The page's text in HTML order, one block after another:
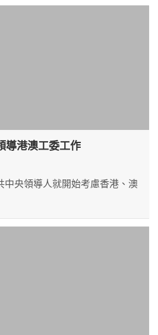
導港澳工委工作
中央領導人就開始考慮香港、澳